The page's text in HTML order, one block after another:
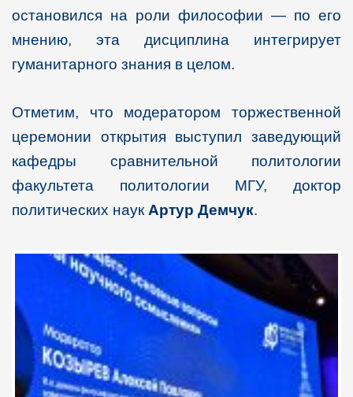
остановился на роли философии — по его
мнению, эта дисциплина интегрирует
гуманитарного знания в целом.
Отметим, что модератором торжественной
церемонии открытия выступил заведующий
кафедры сравнительной политологии
факультета политологии МГУ, доктор
политических наук Артур Демчук.